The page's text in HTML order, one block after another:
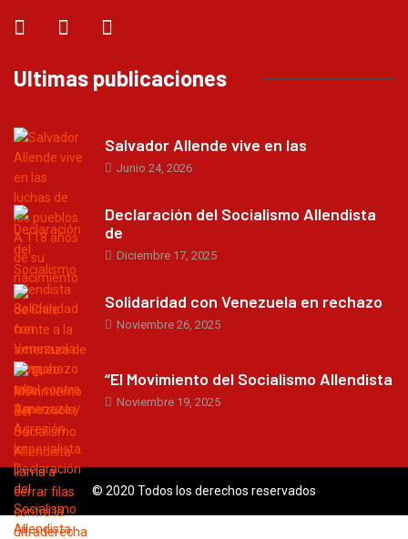
Ultimas publicaciones
Salvador Allende vive en las
Junio 24, 2026
Declaración del Socialismo Allendista
de
Diciembre 17, 2025
Solidaridad con Venezuela en rechazo
Noviembre 26, 2025
“El Movimiento del Socialismo Allendista
Noviembre 19, 2025
© 2020 Todos los derechos reservados